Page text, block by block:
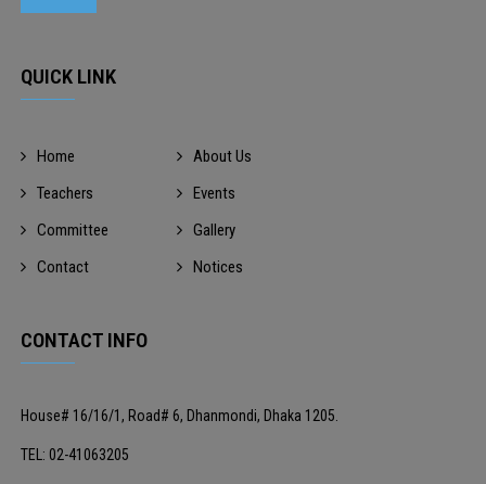
QUICK LINK
Home
About Us
Teachers
Events
Committee
Gallery
Contact
Notices
CONTACT INFO
House# 16/16/1, Road# 6, Dhanmondi, Dhaka 1205.
TEL: 02-41063205